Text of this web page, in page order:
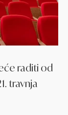
raditi od
travnja